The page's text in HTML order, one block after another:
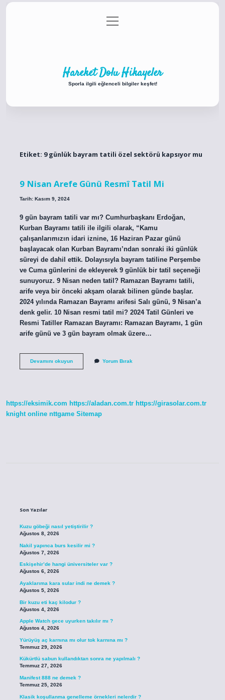
Gizlilik Politikası
menüyü
aç
Hareket Dolu Hikayeler
Sporla ilgili eğlenceli bilgiler keşfet!
Etiket: 9 günlük bayram tatili özel sektörü kapsıyor mu
9 Nisan Arefe Günü Resmî Tatil Mi
Tarih: Kasım 9, 2024
9 gün bayram tatili var mı? Cumhurbaşkanı Erdoğan,
Kurban Bayramı tatili ile ilgili olarak, “Kamu
çalışanlarımızın idari iznine, 16 Haziran Pazar günü
başlayacak olan Kurban Bayramı’ndan sonraki iki günlük
süreyi de dahil ettik. Dolayısıyla bayram tatiline Perşembe
ve Cuma günlerini de ekleyerek 9 günlük bir tatil seçeneği
sunuyoruz. 9 Nisan neden tatil? Ramazan Bayramı tatili,
arife veya bir önceki akşam olarak bilinen günde başlar.
2024 yılında Ramazan Bayramı arifesi Salı günü, 9 Nisan’a
denk gelir. 10 Nisan resmi tatil mi? 2024 Tatil Günleri ve
Resmi Tatiller Ramazan Bayramı: Ramazan Bayramı, 1 gün
arife günü ve 3 gün bayram olmak üzere…
Devamını okuyun9
Mi
Yorum Bırak
https://eksimik.com https://aladan.com.tr https://girasolar.com.tr
knight online nttgame Sitemap
Son Yazılar
Kuzu göbeği nasıl yetiştirilir ?
Ağustos 8, 2026
Nakil yapınca burs kesilir mi ?
Ağustos 7, 2026
Eskişehir’de hangi üniversiteler var ?
Ağustos 6, 2026
Ayaklarıma kara sular indi ne demek ?
Ağustos 5, 2026
Bir kuzu eti kaç kilodur ?
Ağustos 4, 2026
Apple Watch gece uyurken takılır mı ?
Ağustos 4, 2026
Yürüyüş aç karnına mı olur tok karnına mı ?
Temmuz 29, 2026
Kükürtlü sabun kullandıktan sonra ne yapılmalı ?
Temmuz 27, 2026
Manifest 888 ne demek ?
Temmuz 25, 2026
Klasik koşullanma genelleme örnekleri nelerdir ?